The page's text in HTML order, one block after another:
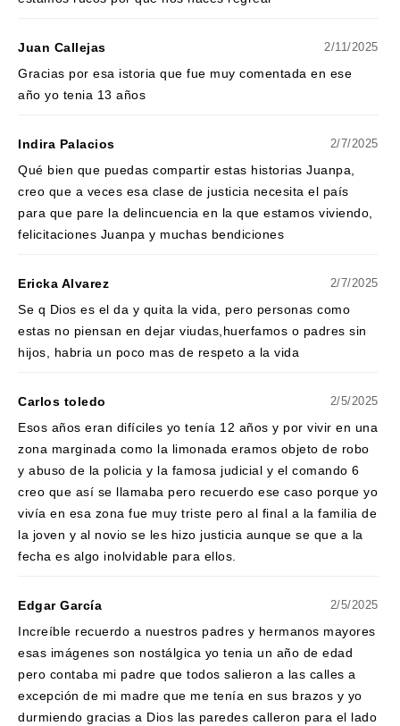
Juan Callejas 2/11/2025
Gracias por esa istoria que fue muy comentada en ese
año yo tenia 13 años
Indira Palacios 2/7/2025
Qué bien que puedas compartir estas historias Juanpa,
creo que a veces esa clase de justicia necesita el país
para que pare la delincuencia en la que estamos viviendo,
felicitaciones Juanpa y muchas bendiciones
Ericka Alvarez 2/7/2025
Se q Dios es el da y quita la vida, pero personas como
estas no piensan en dejar viudas,huerfamos o padres sin
hijos, habria un poco mas de respeto a la vida
Carlos toledo 2/5/2025
Esos años eran difíciles yo tenía 12 años y por vivir en una
zona marginada como la limonada eramos objeto de robo
y abuso de la policia y la famosa judicial y el comando 6
creo que así se llamaba pero recuerdo ese caso porque yo
vivía en esa zona fue muy triste pero al final a la familia de
la joven y al novio se les hizo justicia aunque se que a la
fecha es algo inolvidable para ellos.
Edgar García 2/5/2025
Increíble recuerdo a nuestros padres y hermanos mayores
esas imágenes son nostálgica yo tenia un año de edad
pero contaba mi padre que todos salieron a las calles a
excepción de mi madre que me tenía en sus brazos y yo
durmiendo gracias a Dios las paredes calleron para el lado